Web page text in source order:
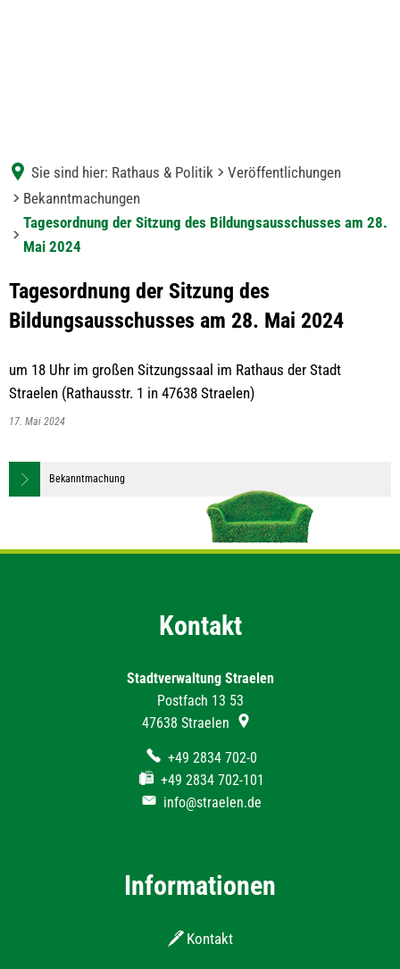
Sie sind hier: Rathaus & Politik
Veröffentlichungen
Bekanntmachungen
Tagesordnung der Sitzung des Bildungsausschusses am 28.
Mai 2024
Tagesordnung der Sitzung des
Bildungsausschusses am 28. Mai 2024
um 18 Uhr im großen Sitzungssaal im Rathaus der Stadt
Straelen (Rathausstr. 1 in 47638 Straelen)
17. Mai 2024
Bekanntmachung
Kontakt
Stadtverwaltung Straelen
Postfach 13 53
47638 Straelen
+49 2834 702-0
+49 2834 702-101
info@straelen.de
Informationen
Kontakt